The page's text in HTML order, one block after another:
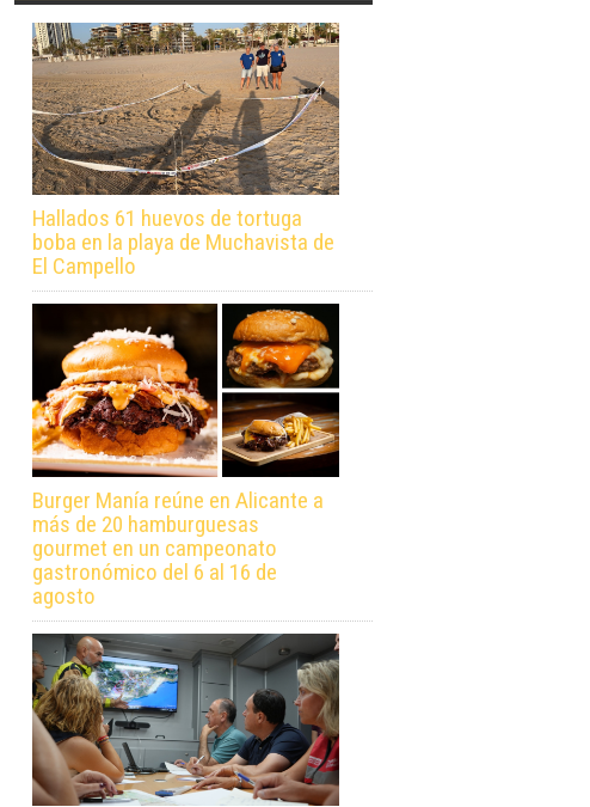
Hallados 61 huevos de tortuga
boba en la playa de Muchavista de
El Campello
Burger Manía reúne en Alicante a
más de 20 hamburguesas
gourmet en un campeonato
gastronómico del 6 al 16 de
agosto